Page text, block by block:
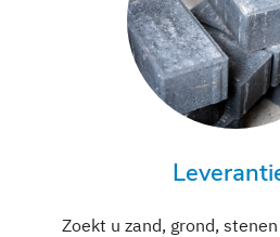
Zoekt u zand, grond,